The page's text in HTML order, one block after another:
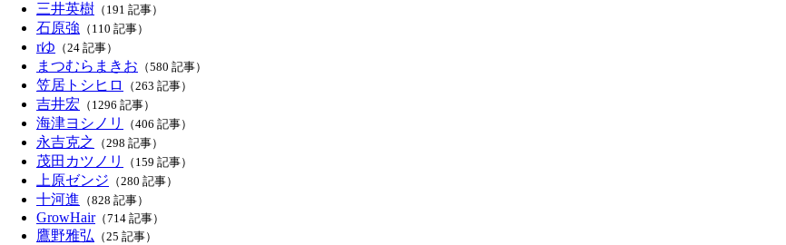
三井英樹 （191 記事）
石原強 （110 記事）
rゆ （24 記事）
まつむらまきお （580 記事）
笠居トシヒロ （263 記事）
吉井宏 （1296 記事）
海津ヨシノリ （406 記事）
永吉克之 （298 記事）
茂田カツノリ （159 記事）
上原ゼンジ （280 記事）
十河進 （828 記事）
GrowHair（714 記事）
鷹野雅弘 （25 記事）